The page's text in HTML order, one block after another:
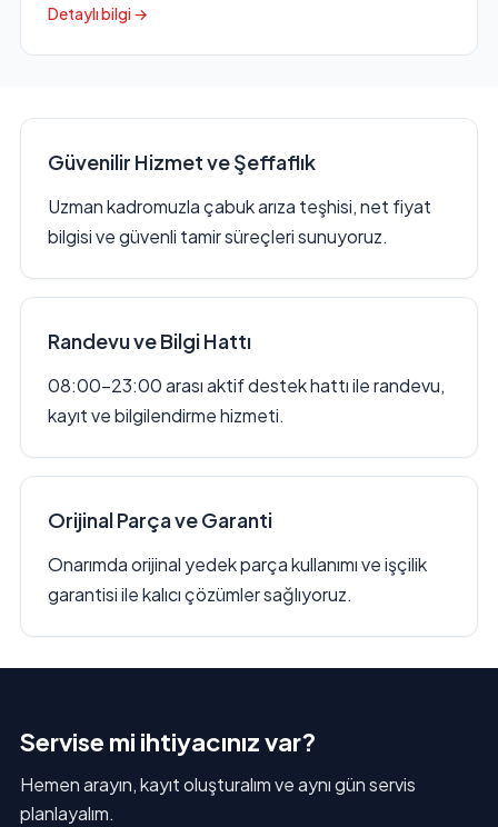
Detaylı bilgi →
Güvenilir Hizmet ve Şeffaflık
Uzman kadromuzla çabuk arıza teşhisi, net fiyat
bilgisi ve güvenli tamir süreçleri sunuyoruz.
Randevu ve Bilgi Hattı
08:00–23:00 arası aktif destek hattı ile randevu,
kayıt ve bilgilendirme hizmeti.
Orijinal Parça ve Garanti
Onarımda orijinal yedek parça kullanımı ve işçilik
garantisi ile kalıcı çözümler sağlıyoruz.
Servise mi ihtiyacınız var?
Hemen arayın, kayıt oluşturalım ve aynı gün servis
planlayalım.